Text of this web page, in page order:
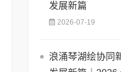
发展新篇
2026-07-19
浪涌琴湖绘协同